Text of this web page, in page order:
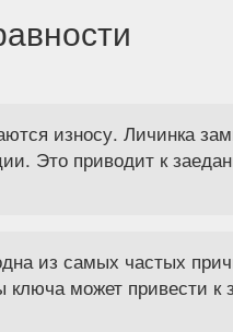
износу. Личинка
Это приводит к
из самых частых
может привести